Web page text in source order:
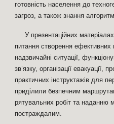
готовність населення до
загроз, а також знання
У презентаційних
питання створення ефективних
надзвичайні ситуації,
зв’язку, організації евакуації,
практичних інструктажів для
приділили безпечним
рятувальних робіт та наданню
постраждалим.